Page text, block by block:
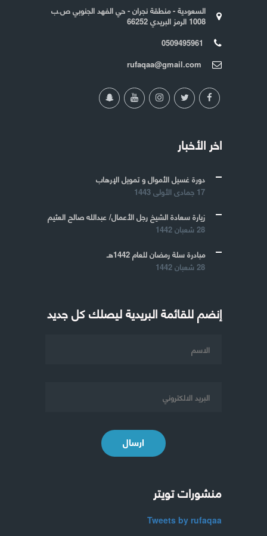
السعودية - منطقة نجران - حي الفهد الجنوبي ص.ب
1008 الرمز البريدي 66252
0509495961
rufaqaa@gmail.com
اخر الأخبار
دورة غسيل الأموال و تمويل الإرهاب
17 جمادى الأولى 1443
زيارة سعادة الشيخ رجل الأعمال/ عبدالله صالح العثيم
28 شعبان 1442
مبادرة سلة رمضان للعام 1442هـ
28 شعبان 1442
إنضم للقائمة البريدية ليصلك كل جديد
ارسال
منشورات تويتر
Tweets by rufaqaa